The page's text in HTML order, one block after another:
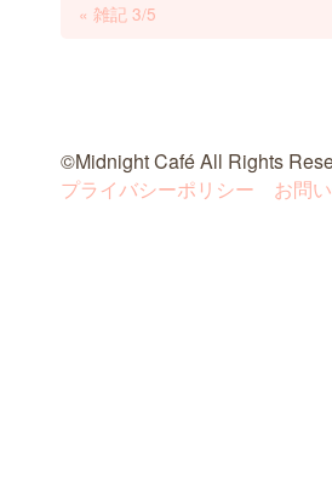
« 雑記 3/5
©Midnight Café All Rights
プライバシーポリシー お問